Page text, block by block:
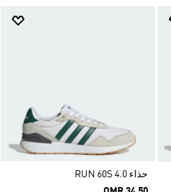
حذاء RUN 60S 4.0